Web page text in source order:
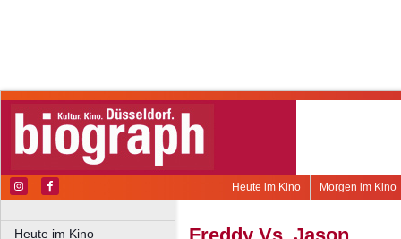
Morgen im Kino
Heute im Kino
Heute im Kino